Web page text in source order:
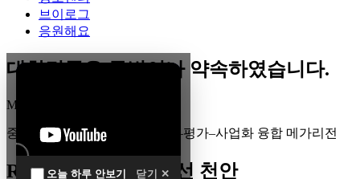
브이로그
응원해요
오늘 하루 안보기 닫기 ✕
대한민국은 두번이나 약속하였습니다.
MEGA
중부권 전체를 잇는 연구–임상–평가–사업화 융합 메가리전
R&D 남방한계 최전선 천안